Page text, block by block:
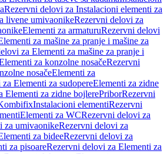
Rezervni delovi za Instalacioni elementi za
livene umivaonikeRezervni delovi za
Elementi za armaturuRezervni delovi
za mašine za pranje i mašine za
za Elementi za mašine za pranje i
za konzolne nosačeRezervni
nosačeElementi za
Elementi za sudopereElementi za zidne
Elementi za zidne bojlerePriborRezervni
Instalacioni elementiRezervni
Elementi za WCRezervni delovi za
za umivaonikeRezervni delovi za
za bideeRezervni delovi za
za pisoareRezervni delovi za Elementi za